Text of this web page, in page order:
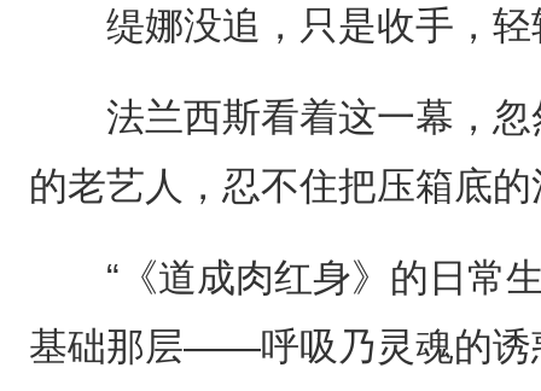
缇娜没追，只是收手，轻
法兰西斯看着这一幕，忽
的老艺人，忍不住把压箱底
“《道成肉红身》的日常生
基础那层——呼吸乃灵魂的诱